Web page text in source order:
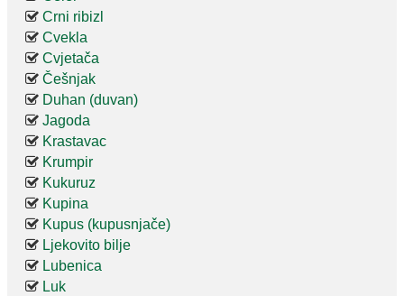
Crni ribizl
Cvekla
Cvjetača
Češnjak
Duhan (duvan)
Jagoda
Krastavac
Krumpir
Kukuruz
Kupina
Kupus (kupusnjače)
Ljekovito bilje
Lubenica
Luk